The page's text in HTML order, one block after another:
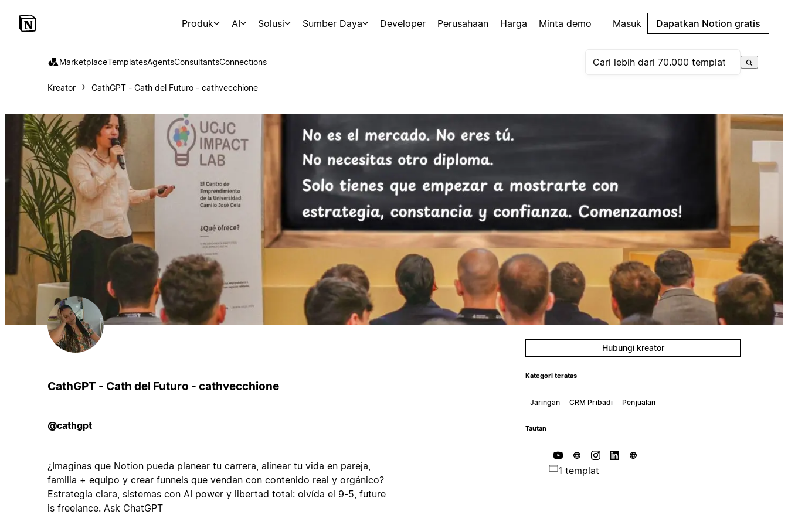
Produk AI Solusi Sumber Daya Developer Perusahaan Harga Minta demo Masuk Dapatkan Notion gratis
MarketplaceTemplatesAgentsConsultantsConnections
Kreator CathGPT - Cath del Futuro - cathvecchione
CathGPT - Cath del Futuro - cathvecchione
@cathgpt
¿Imaginas que Notion pueda planear tu carrera, alinear tu vida en pareja,
familia + equipo y crear funnels que vendan con contenido real y orgánico?
Estrategia clara, sistemas con AI power y libertad total: olvída el 9-5, future
is freelance. Ask ChatGPT
Hubungi kreator
Kategori teratas
Jaringan CRM Pribadi Penjualan
Tautan
1 templat